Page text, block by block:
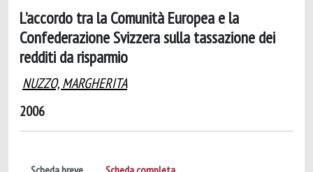
L’accordo tra la Comunità Europea e la
Confederazione Svizzera sulla tassazione dei
redditi da risparmio
NUZZO, MARGHERITA
2006